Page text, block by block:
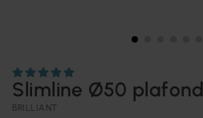
Slimline Ø50 plafond
BRILLIANT